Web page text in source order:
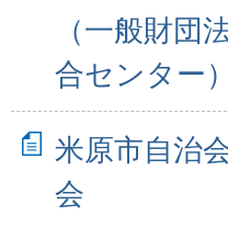
（一般財団
合センター）
米原市自治
会